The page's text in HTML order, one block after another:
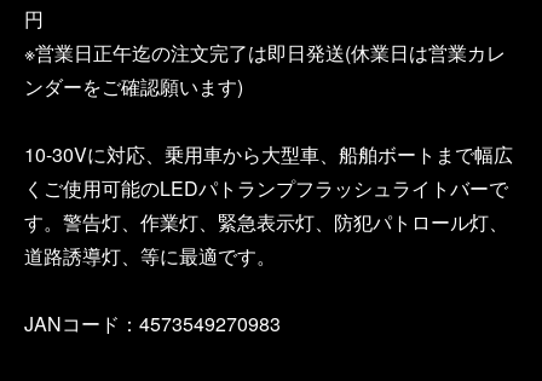
円
※営業日正午迄の注文完了は即日発送(休業日は営業カレ
ンダーをご確認願います)
10-30Vに対応、乗用車から大型車、船舶ボートまで幅広
くご使用可能のLEDパトランプフラッシュライトバーで
す。警告灯、作業灯、緊急表示灯、防犯パトロール灯、
道路誘導灯、等に最適です。
JANコード：4573549270983